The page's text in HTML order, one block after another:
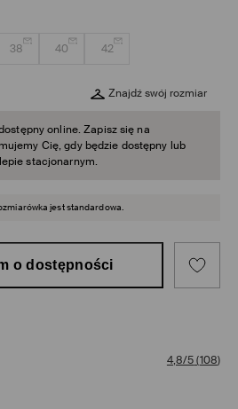
38 40 42
Znajdź swój rozmiar
online. Zapisz się na
Cię, gdy będzie dostępny lub
stacjonarnym.
jest standardowa.
o dostępności
4,8/5(108)